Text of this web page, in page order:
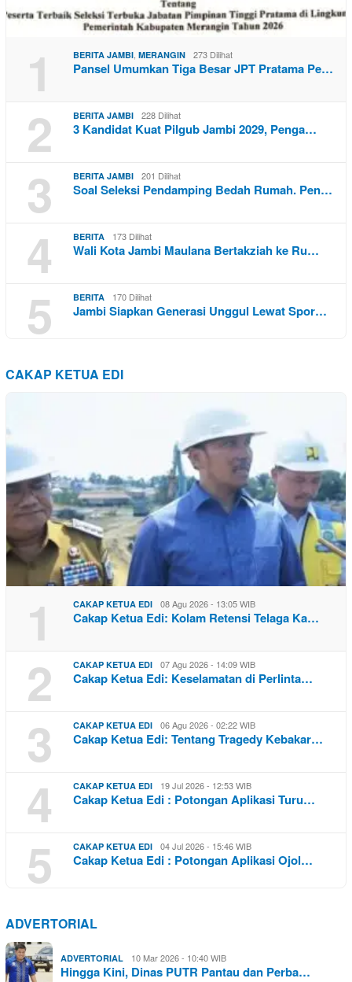
1 BERITA JAMBI, MERANGIN 273 Dilihat
Pansel Umumkan Tiga Besar JPT Pratama Pe…
2 BERITA JAMBI 228 Dilihat
3 Kandidat Kuat Pilgub Jambi 2029, Penga…
3 BERITA JAMBI 201 Dilihat
Soal Seleksi Pendamping Bedah Rumah. Pen…
4 BERITA 173 Dilihat
Wali Kota Jambi Maulana Bertakziah ke Ru…
5 BERITA 170 Dilihat
Jambi Siapkan Generasi Unggul Lewat Spor…
CAKAP KETUA EDI
1 CAKAP KETUA EDI 08 Agu 2026 - 13:05 WIB
Cakap Ketua Edi: Kolam Retensi Telaga Ka…
2 CAKAP KETUA EDI 07 Agu 2026 - 14:09 WIB
Cakap Ketua Edi: Keselamatan di Perlinta…
3 CAKAP KETUA EDI 06 Agu 2026 - 02:22 WIB
Cakap Ketua Edi: Tentang Tragedy Kebakar…
4 CAKAP KETUA EDI 19 Jul 2026 - 12:53 WIB
Cakap Ketua Edi : Potongan Aplikasi Turu…
5 CAKAP KETUA EDI 04 Jul 2026 - 15:46 WIB
Cakap Ketua Edi : Potongan Aplikasi Ojol…
ADVERTORIAL
ADVERTORIAL 10 Mar 2026 - 10:40 WIB
Hingga Kini, Dinas PUTR Pantau dan Perba…